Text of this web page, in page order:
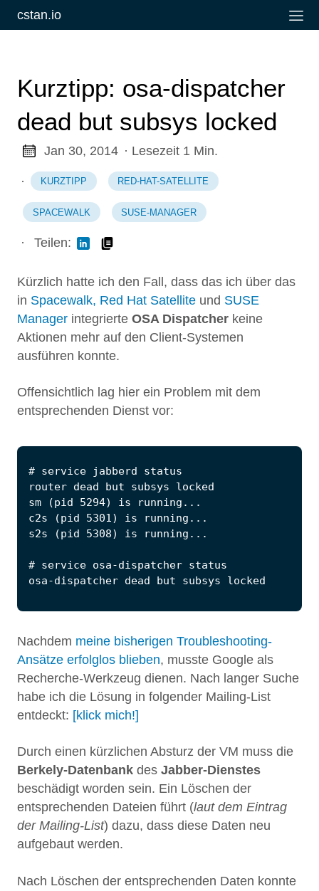
cstan.io
Kurztipp: osa-dispatcher
dead but subsys locked
Jan 30, 2014 · Lesezeit 1 Min.
· KURZTIPP RED-HAT-SATELLITE
SPACEWALK SUSE-MANAGER
· Teilen:
Kürzlich hatte ich den Fall, dass das ich über das
in Spacewalk, Red Hat Satellite und SUSE
Manager integrierte OSA Dispatcher keine
Aktionen mehr auf den Client-Systemen
ausführen konnte.
Offensichtlich lag hier ein Problem mit dem
entsprechenden Dienst vor:
Nachdem meine bisherigen Troubleshooting-
Ansätze erfolglos blieben, musste Google als
Recherche-Werkzeug dienen. Nach langer Suche
habe ich die Lösung in folgender Mailing-List
entdeckt: [klick mich!]
Durch einen kürzlichen Absturz der VM muss die
Berkely-Datenbank des Jabber-Dienstes
beschädigt worden sein. Ein Löschen der
entsprechenden Dateien führt (laut dem Eintrag
der Mailing-List) dazu, dass diese Daten neu
aufgebaut werden.
Nach Löschen der entsprechenden Daten konnte